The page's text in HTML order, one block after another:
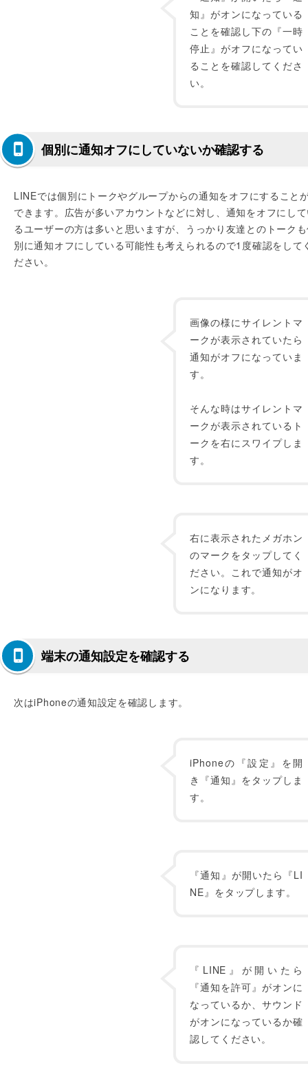
知』がオンになっている
ことを確認し下の『一時
停止』がオフになってい
ることを確認してくださ
い。
個別に通知オフにしていないか確認する
LINEでは個別にトークやグループからの通知をオフにすること
できます。広告が多いアカウントなどに対し、通知をオフにし
るユーザーの方は多いと思いますが、うっかり友達とのトーク
別に通知オフにしている可能性も考えられるので1度確認をして
ださい。
画像の様にサイレントマ
ークが表示されていたら
通知がオフになっていま
す。
そんな時はサイレントマ
ークが表示されているト
ークを右にスワイプしま
す。
右に表示されたメガホン
のマークをタップしてく
ださい。これで通知がオ
ンになります。
端末の通知設定を確認する
次はiPhoneの通知設定を確認します。
iPhoneの『設定』を開
き『通知』をタップしま
す。
『通知』が開いたら『LI
NE』をタップします。
『LINE』が開いたら
『通知を許可』がオンに
なっているか、サウンド
がオンになっているか確
認してください。